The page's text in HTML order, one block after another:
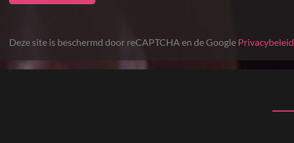
Deze site is beschermd door reCAPTCHA en de Google Privacybeleid